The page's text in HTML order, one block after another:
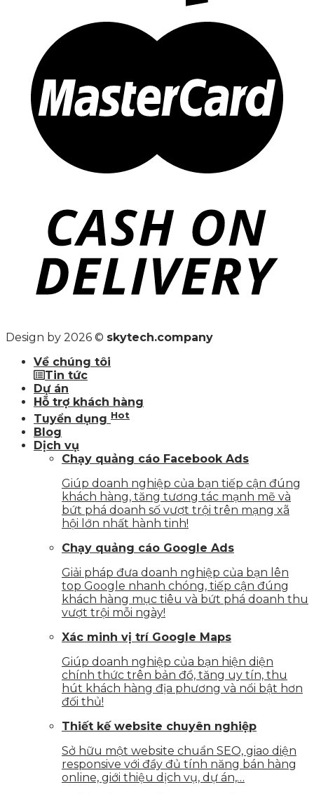
Design by 2026 © skytech.company
Về chúng tôi
Tin tức
Dự án
Hỗ trợ khách hàng
Tuyển dụng Hot
Blog
Dịch vụ
Chạy quảng cáo Facebook Ads
Giúp doanh nghiệp của bạn tiếp cận đúng
khách hàng, tăng tương tác mạnh mẽ và
bứt phá doanh số vượt trội trên mạng xã
hội lớn nhất hành tinh!
Chạy quảng cáo Google Ads
Giải pháp đưa doanh nghiệp của bạn lên
top Google nhanh chóng, tiếp cận đúng
khách hàng mục tiêu và bứt phá doanh thu
vượt trội mỗi ngày!
Xác minh vị trí Google Maps
Giúp doanh nghiệp của bạn hiện diện
chính thức trên bản đồ, tăng uy tín, thu
hút khách hàng địa phương và nổi bật hơn
đối thủ!
Thiết kế website chuyên nghiệp
Sở hữu một website chuẩn SEO, giao diện
responsive với đầy đủ tính năng bán hàng
online, giới thiệu dịch vụ, dự án,…